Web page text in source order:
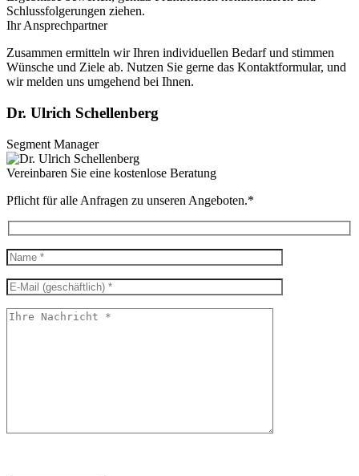
Schlussfolgerungen ziehen.
Ihr Ansprechpartner
Zusammen ermitteln wir Ihren individuellen Bedarf und stimmen
Wünsche und Ziele ab. Nutzen Sie gerne das Kontaktformular, und
wir melden uns umgehend bei Ihnen.
Dr. Ulrich Schellenberg
Segment Manager
Vereinbaren Sie eine kostenlose Beratung
Pflicht für alle Anfragen zu unseren Angeboten.*